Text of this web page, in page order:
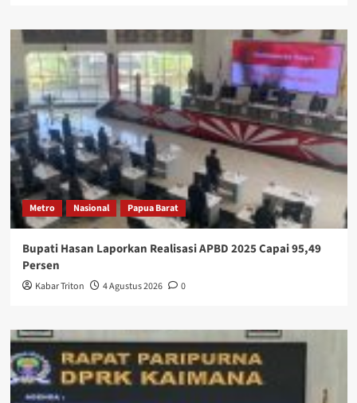
Metro Nasional Papua Barat
Bupati Hasan Laporkan Realisasi APBD 2025 Capai 95,49
Persen
Kabar Triton 4 Agustus 2026 0